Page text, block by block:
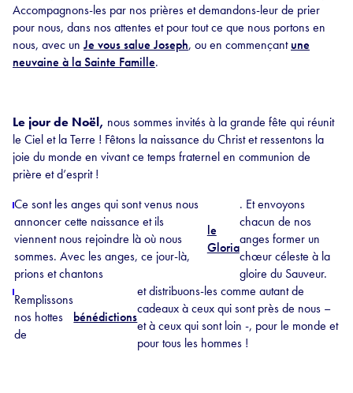
Accompagnons-les par nos prières et demandons-leur de prier
pour nous, dans nos attentes et pour tout ce que nous portons en
nous, avec un Je vous salue Joseph, ou en commençantune
neuvaine à la Sainte Famille.
Le jour de Noël, nous sommes invités à la grande fête qui réunit
le Ciel et la Terre ! Fêtons la naissance du Christ et ressentons la
joie du monde en vivant ce temps fraternel en communion de
prière et d’esprit !
Ce sont les anges qui sont venus nous
annoncer cette naissance et ils
viennent nous rejoindre là où nous
sommes. Avec les anges, ce jour-là,
prions et chantons
le
Gloria
. Et envoyons
chacun de nos
anges former un
chœur céleste à la
gloire du Sauveur.
Remplissons
nos hottes
de
bénédictions
et distribuons-les comme autant de
cadeaux à ceux qui sont près de nous –
et à ceux qui sont loin -, pour le monde et
pour tous les hommes !